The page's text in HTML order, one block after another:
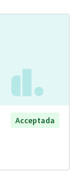
Acceptada